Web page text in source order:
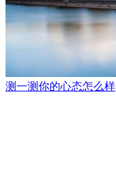
测一测你的心态怎么样